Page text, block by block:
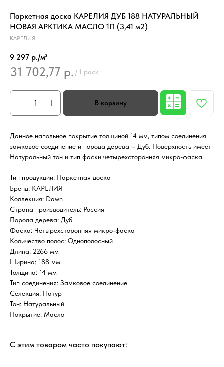
Паркетная доска КАРЕЛИЯ ДУБ 188 НАТУРАЛЬНЫЙ
НОВАЯ АРКТИКА МАСЛО 1П (3,41 м2)
КАРЕЛИЯ
9 297 р./м²
31 702,77 р. / 1 pack
Данное напольное покрытие толщиной 14 мм, типом соединения
замковое соединение и порода дерева – Дуб. Поверхность имеет
Натуральный тон и тип фаски четырехсторонняя микро-фаска.
Тип продукции: Паркетная доска
Бренд: КАРЕЛИЯ
Коллекция: Dawn
Страна производитель: Россия
Порода дерева: Дуб
Фаска: Четырехсторонняя микро-фаска
Количество полос: Однополосный
Длина: 2266 мм
Ширина: 188 мм
Толщина: 14 мм
Тип соединения: Замковое соединение
Селекция: Натур
Тон: Натуральный
Покрытие: Масло
С этим товаром часто покупают: